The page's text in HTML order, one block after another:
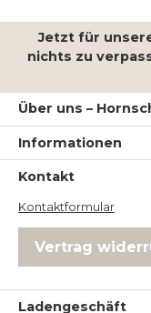
Jetzt für
nichts zu
Über uns –
Informationen
Kontakt
Kontaktformular
Vertrag
Ladengeschäft